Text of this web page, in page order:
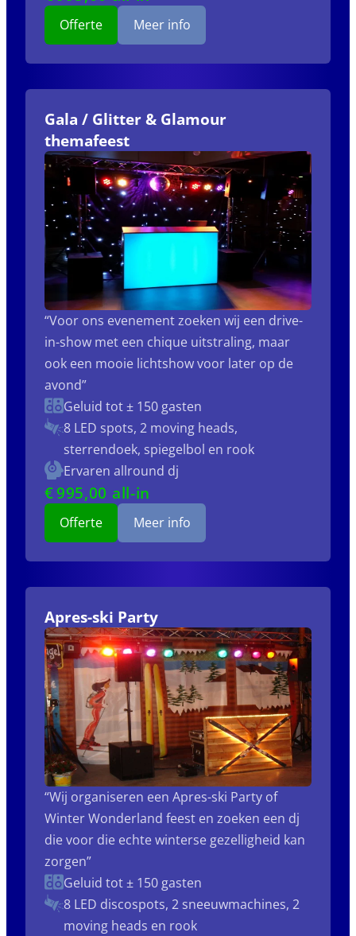
Offerte Meer info
Gala / Glitter & Glamour
themafeest
“Voor ons evenement zoeken wij een drive-
in-show met een chique uitstraling, maar
ook een mooie lichtshow voor later op de
avond”
Geluid tot ± 150 gasten
8 LED spots, 2 moving heads,
sterrendoek, spiegelbol en rook
Ervaren allround dj
€995,00 all-in
Offerte Meer info
Apres-ski Party
“Wij organiseren een Apres-ski Party of
Winter Wonderland feest en zoeken een dj
die voor die echte winterse gezelligheid kan
zorgen”
Geluid tot ± 150 gasten
8 LED discospots, 2 sneeuwmachines, 2
moving heads en rook